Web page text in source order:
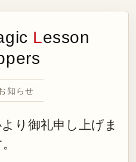
Lesson
知らせ
り御礼申し上げま